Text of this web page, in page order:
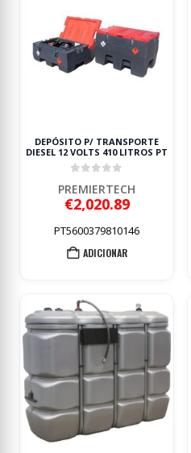
DEPÓSITO P/ TRANSPORTE
DIESEL 12 VOLTS 410 LITROS PT
PREMIERTECH
€2,020.89
PT5600379810146
ADICIONAR